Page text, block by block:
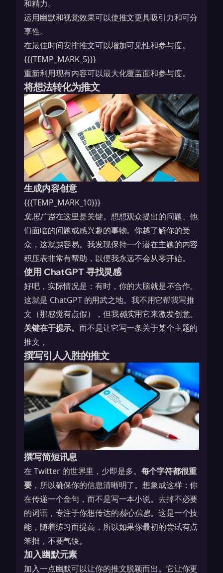
和精力。
运用幽默和视觉效果可以使推文更具吸引力和可分
享性。
在最佳时间安排推文可以增加可见性和参与度。
{{{TEMP_MARK_5}}}
重新利用现有内容可以最大化覆盖面和参与度。
将想法转化为推文
生成内容创意
{{{TEMP_MARK_10}}}
集思广益在这里是关键。想想观众提出的问题、他
们面临的问题或感兴趣的事物。你越了解你的受
众，这就越容易。我发现保持一个潜在主题的内容
积压表非常有帮助，以便我永远不会从零开始。
使用 ChatGPT 寻找灵感
好吧，实际情况是：有时，你的大脑就是不合作。
这就是 ChatGPT 的用武之地。我不用它帮我写推
文（那感觉有点假），但我确实用它来激发创意。
关键在于提示。而不是让它写一条关于某个主题的
推文，
撰写引人入胜的推文
撰写简短讯息
在 Twitter 的世界里，少即是多。 每个字符都很重
要，所以确保你的信息清晰明了。想象成这样：你
在传递一个金句，而不是写一本小说。去掉不必要
的词语，专注于你想传达的核心信息。这是一个技
能，随着练习而提高，所以如果你最初的尝试有点
笨拙，不要气馁。
加入幽默元素
加入一点幽默可以让你的推文脱颖而出。它让你更